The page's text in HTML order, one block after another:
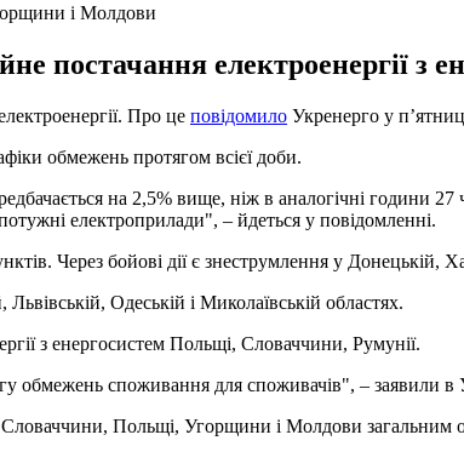
і Молдови
постачання електроенергії з
Про це повідомило Укренерго у
обмежень протягом всієї доби.
на 2,5% вище, ніж в аналогічні години 27
електроприлади", – йдеться у повідомленні.
Через бойові дії є знеструмлення у Донецькій,
Одеській і Миколаївській областях.
з енергосистем Польщі, Словаччини, Румунії.
обмежень споживання для споживачів", – заявили в
Словаччини, Польщі, Угорщини і Молдови